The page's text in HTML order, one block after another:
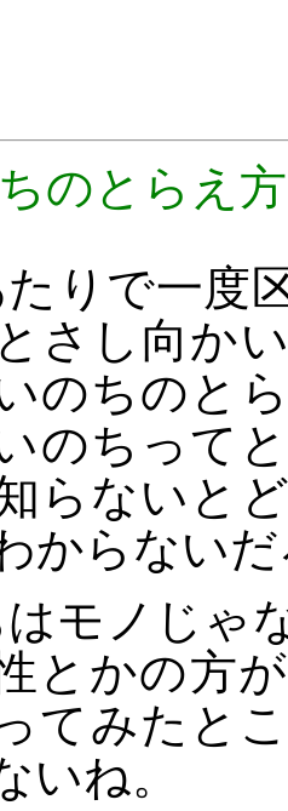
のとらえ方
りで一度
さし向か
のちのと
のちって
らないと
からない
モノじゃ
とかの方
てみたと
いね。